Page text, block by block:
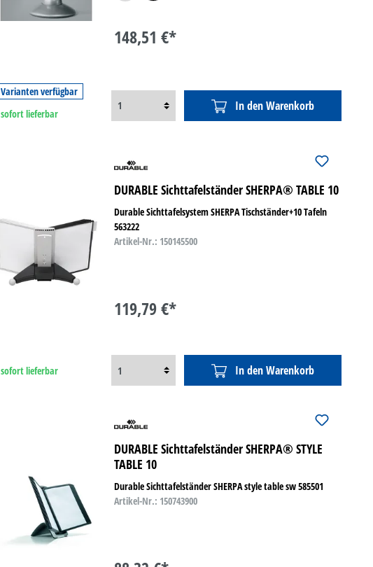
148,51 €*
Varianten verfügbar
sofort lieferbar
In den Warenkorb
DURABLE Sichttafelständer SHERPA® TABLE 10
Durable Sichttafelsystem SHERPA Tischständer+10 Tafeln
563222
Artikel-Nr.: 150145500
119,79 €*
sofort lieferbar In den Warenkorb
DURABLE Sichttafelständer SHERPA® STYLE
TABLE 10
Durable Sichttafelständer SHERPA style table sw 585501
Artikel-Nr.: 150743900